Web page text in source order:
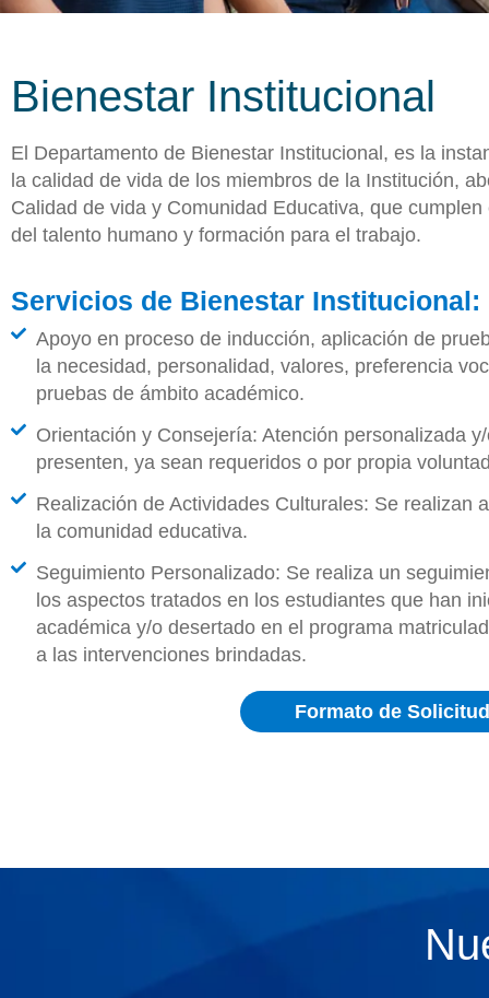
Bienestar Institucional
El Departamento de Bienestar Institucional, es la
la calidad de vida de los miembros de la Institución,
Calidad de vida y Comunidad Educativa, que
del talento humano y formación para el trabajo.
Servicios de Bienestar Institucional:
Apoyo en proceso de inducción, aplicación de
la necesidad, personalidad, valores, preferencia
pruebas de ámbito académico.
Orientación y Consejería: Atención personalizada
presenten, ya sean requeridos o por propia
Realización de Actividades Culturales: Se realizan
la comunidad educativa.
Seguimiento Personalizado: Se realiza un
los aspectos tratados en los estudiantes que han
académica y/o desertado en el programa
a las intervenciones brindadas.
Formato de